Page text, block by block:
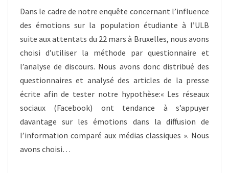
DU
22
MARS
BRUXELLES
Dans le cadre de notre enquête concernant l’influence
des émotions sur la population étudiante à l’ULB
suite aux attentats du 22 mars à Bruxelles, nous avons
choisi d’utiliser la méthode par questionnaire et
l’analyse de discours. Nous avons donc distribué des
questionnaires et analysé des articles de la presse
écrite afin de tester notre hypothèse:« Les réseaux
sociaux (Facebook) ont tendance à s’appuyer
davantage sur les émotions dans la diffusion de
l’information comparé aux médias classiques ». Nous
avons choisi…